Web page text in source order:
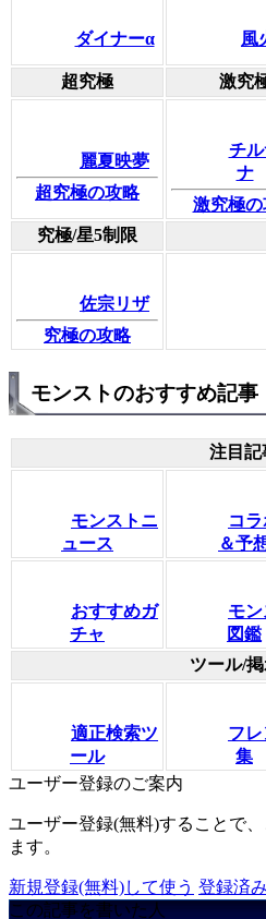
ダイナーα 風
超究極
激究
麗夏映夢
超究極の攻略
チ
ナ
激究極の
究極/星5制限
佐宗リザ
究極の攻略
モンストのおすすめ記事
注目記
モンストニ
ュース
コ
＆予
おすすめガ
チャ
モ
図鑑
ツール/
適正検索ツ
ール
フ
集
ユーザー登録のご案内
ユーザー登録(無料)することで
ます。
新規登録(無料)して使う 登録済
この記事を書いた人